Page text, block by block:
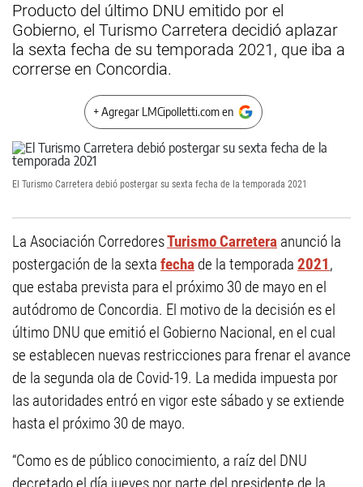
Producto del último DNU emitido por el
Gobierno, el Turismo Carretera decidió aplazar
la sexta fecha de su temporada 2021, que iba a
correrse en Concordia.
+ Agregar LMCipolletti.com en
El Turismo Carretera debió postergar su sexta fecha de la temporada 2021
La Asociación CorredoresTurismo Carretera anunció la
postergación de la sexta fecha de la temporada 2021,
que estaba prevista para el próximo 30 de mayo en el
autódromo de Concordia. El motivo de la decisión es el
último DNU que emitió el Gobierno Nacional, en el cual
se establecen nuevas restricciones para frenar el avance
de la segunda ola de Covid-19. La medida impuesta por
las autoridades entró en vigor este sábado y se extiende
hasta el próximo 30 de mayo.
“Como es de público conocimiento, a raíz del DNU